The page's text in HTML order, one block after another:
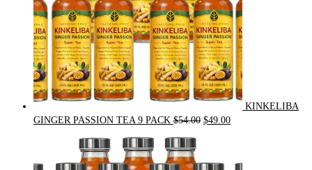
KINKELIBA
GINGER PASSION TEA 9 PACK $54.00 Original
$54.00.
$49.00Current
$49.00.